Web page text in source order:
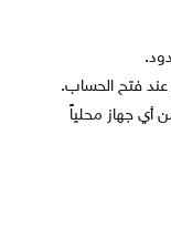
عند فتح الحساب.
جهاز محلياً